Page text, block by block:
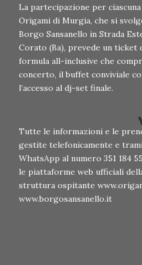
La partecipazione per
Origami di Murgia, che si
Borgo Sansanello in Strada
Corato (Ba), prevede un ticket
formula all-inclusive che
concerto, il buffet conviviale
l’accesso al dj-set finale.
Tutte le informazioni e le
gestite telefonicamente e
WhatsApp al numero 351 184
le piattaforme web ufficiali
struttura ospitante
www.borgosansanello.it